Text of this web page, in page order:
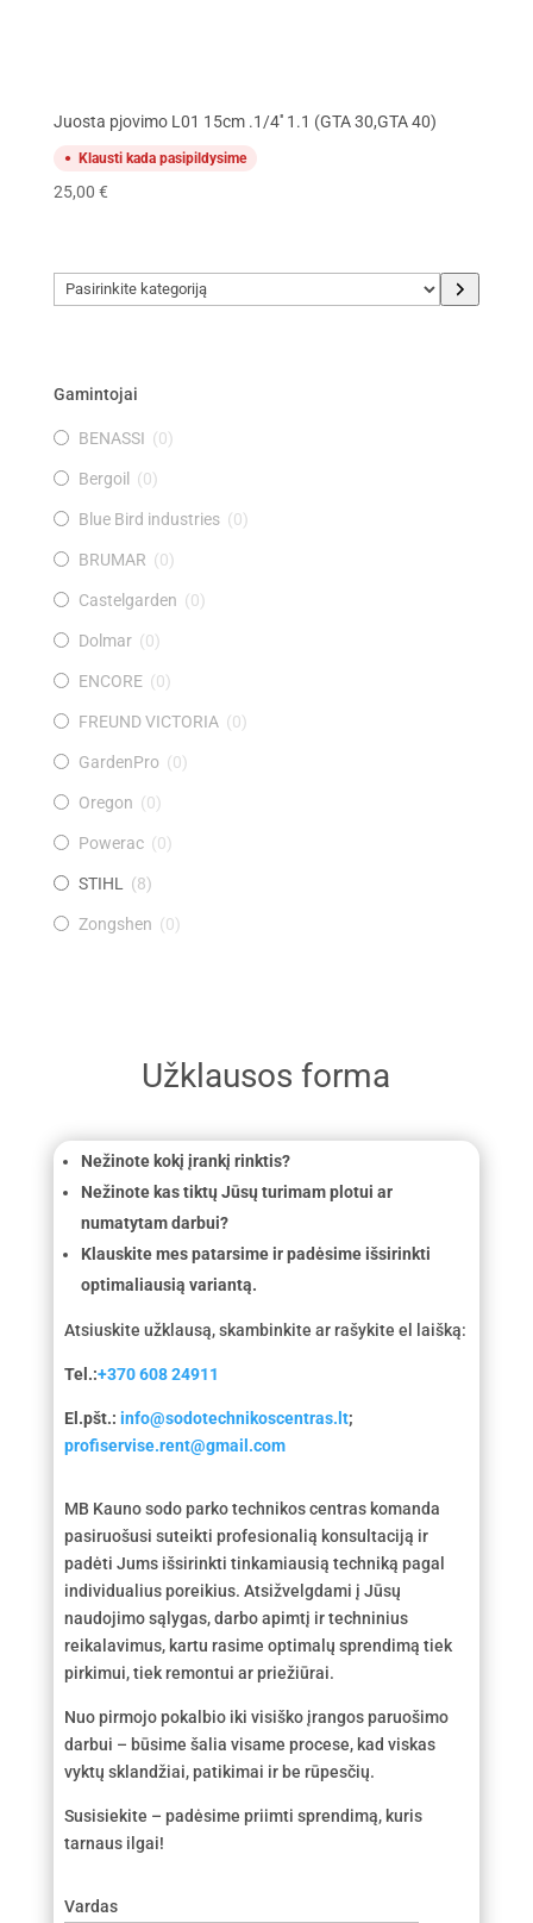
Juosta pjovimo L01 15cm .1/4'' 1.1 (GTA 30,GTA 40)
Klausti kada pasipildysime
25,00 €
Pasirinkite
kategoriją
Gamintojai
BENASSI (0)
Bergoil (0)
Blue Bird industries (0)
BRUMAR (0)
Castelgarden (0)
Dolmar (0)
ENCORE (0)
FREUND VICTORIA (0)
GardenPro (0)
Oregon (0)
Powerac (0)
STIHL (8)
Zongshen (0)
Užklausos forma
Nežinote kokį įrankį rinktis?
Nežinote kas tiktų Jūsų turimam plotui ar
numatytam darbui?
Klauskite mes patarsime ir padėsime išsirinkti
optimaliausią variantą.
Atsiuskite užklausą, skambinkite ar rašykite el laišką:
Tel.:+370 608 24911
El.pšt.: info@sodotechnikoscentras.lt;
profiservise.rent@gmail.com
MB Kauno sodo parko technikos centras komanda
pasiruošusi suteikti profesionalią konsultaciją ir
padėti Jums išsirinkti tinkamiausią techniką pagal
individualius poreikius. Atsižvelgdami į Jūsų
naudojimo sąlygas, darbo apimtį ir techninius
reikalavimus, kartu rasime optimalų sprendimą tiek
pirkimui, tiek remontui ar priežiūrai.
Nuo pirmojo pokalbio iki visiško įrangos paruošimo
darbui – būsime šalia visame procese, kad viskas
vyktų sklandžiai, patikimai ir be rūpesčių.
Susisiekite – padėsime priimti sprendimą, kuris
tarnaus ilgai!
Vardas